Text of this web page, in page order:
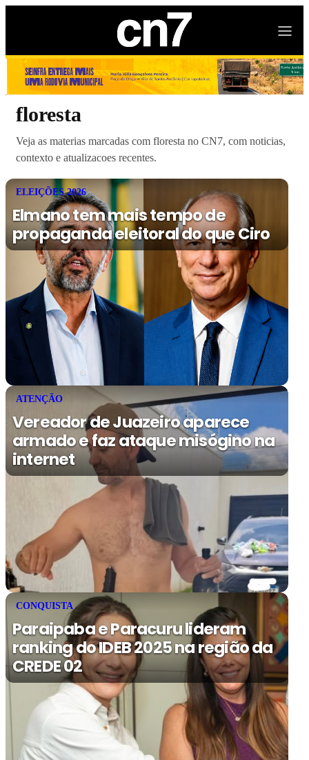
floresta
Veja as materias marcadas com floresta no CN7, com noticias,
contexto e atualizacoes recentes.
ELEIÇÕES 2026
Elmano tem mais tempo de
propaganda eleitoral do que Ciro
ATENÇÃO
Vereador de Juazeiro aparece
armado e faz ataque misógino na
internet
CONQUISTA
Paraipaba e Paracuru lideram
ranking do IDEB 2025 na região da
CREDE 02